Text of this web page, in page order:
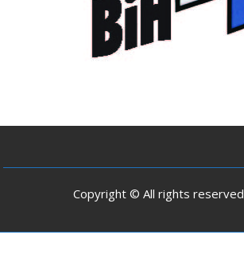
Copyright © All rights reserved